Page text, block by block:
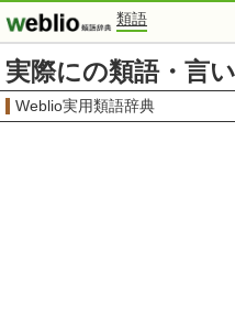
類語
実際にの類語・言
Weblio実用類語辞典